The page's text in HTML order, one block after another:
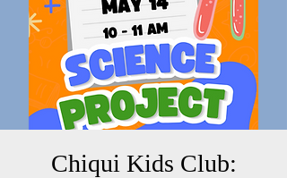
Chiqui Kids Club: